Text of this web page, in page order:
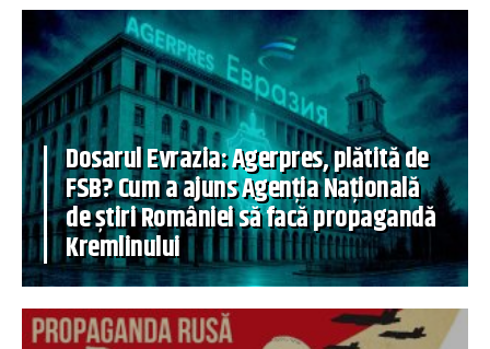
Dosarul Evrazia: Agerpres, plătită de
FSB? Cum a ajuns Agenția Națională
de știri României să facă propagandă
Kremlinului